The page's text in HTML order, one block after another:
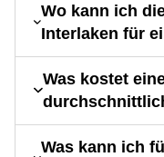
Wo kann ich
Interlaken für
Was kostet
Was kann ich